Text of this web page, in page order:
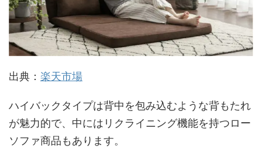
出典： 楽天市場
ハイバックタイプは背中を包み込むような背もたれ
が魅力的で、中にはリクライニング機能を持つロー
ソファ商品もあります。